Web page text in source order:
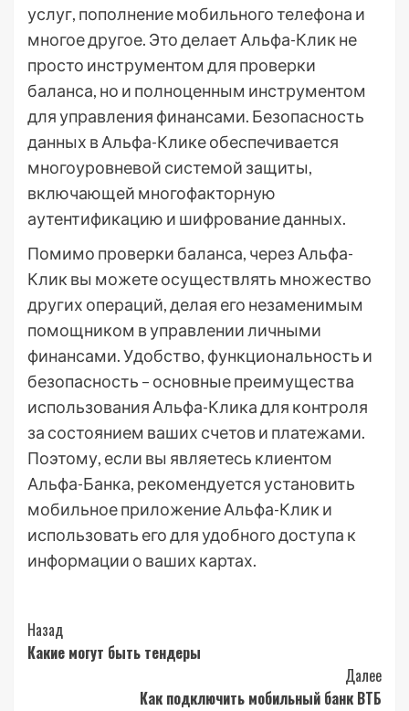
услуг, пополнение мобильного телефона и
многое другое. Это делает Альфа-Клик не
просто инструментом для проверки
баланса, но и полноценным инструментом
для управления финансами. Безопасность
данных в Альфа-Клике обеспечивается
многоуровневой системой защиты,
включающей многофакторную
аутентификацию и шифрование данных.
Помимо проверки баланса, через Альфа-
Клик вы можете осуществлять множество
других операций, делая его незаменимым
помощником в управлении личными
финансами. Удобство, функциональность и
безопасность – основные преимущества
использования Альфа-Клика для контроля
за состоянием ваших счетов и платежами.
Поэтому, если вы являетесь клиентом
Альфа-Банка, рекомендуется установить
мобильное приложение Альфа-Клик и
использовать его для удобного доступа к
информации о ваших картах.
Post
Navigation
Назад
Какие могут быть тендеры
Далее
Как подключить мобильный банк ВТБ